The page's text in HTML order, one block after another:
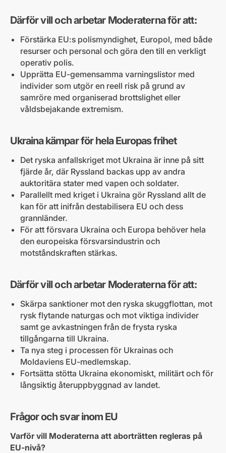
Därför vill och arbetar Moderaterna för att:
Förstärka EU:s polismyndighet, Europol, med både
resurser och personal och göra den till en verkligt
operativ polis.
Upprätta EU-gemensamma varningslistor med
individer som utgör en reell risk på grund av
samröre med organiserad brottslighet eller
våldsbejakande extremism.
Ukraina kämpar för hela Europas frihet
Det ryska anfallskriget mot Ukraina är inne på sitt
fjärde år, där Ryssland backas upp av andra
auktoritära stater med vapen och soldater.
Parallellt med kriget i Ukraina gör Ryssland allt de
kan för att inifrån destabilisera EU och dess
grannländer.
För att försvara Ukraina och Europa behöver hela
den europeiska försvarsindustrin och
motståndskraften stärkas.
Därför vill och arbetar Moderaterna för att:
Skärpa sanktioner mot den ryska skuggflottan, mot
rysk flytande naturgas och mot viktiga individer
samt ge avkastningen från de frysta ryska
tillgångarna till Ukraina.
Ta nya steg i processen för Ukrainas och
Moldaviens EU-medlemskap.
Fortsätta stötta Ukraina ekonomiskt, militärt och för
långsiktig återuppbyggnad av landet.
Frågor och svar inom EU
Varför vill Moderaterna att aborträtten regleras på
EU-nivå?